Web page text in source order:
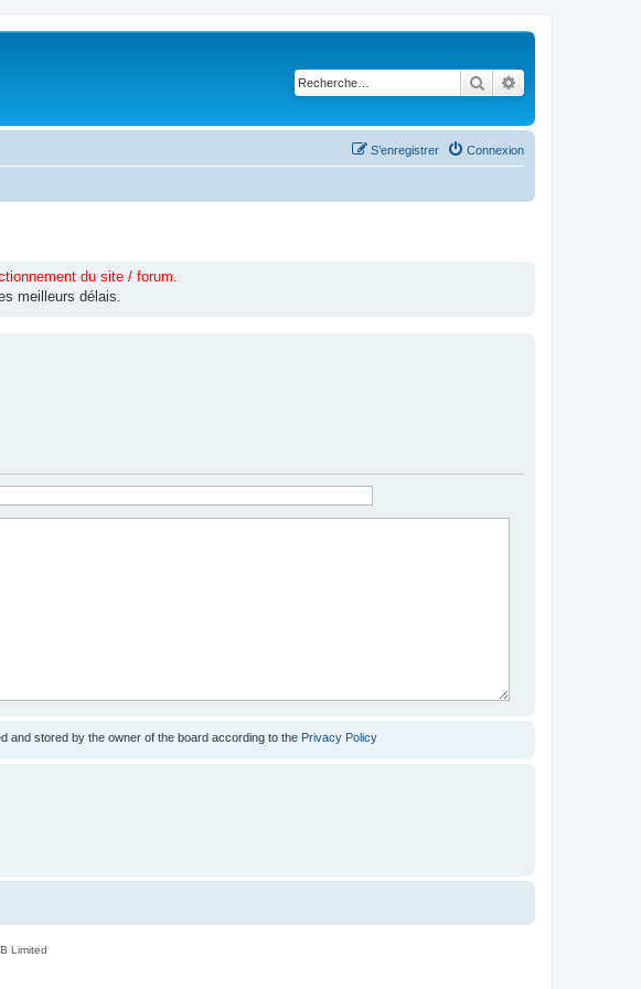
Rechercher
Connexion
S’enregistrer
du site / forum.
meilleurs délais.
and stored by the owner of the board according to the Privacy Policy
Limited